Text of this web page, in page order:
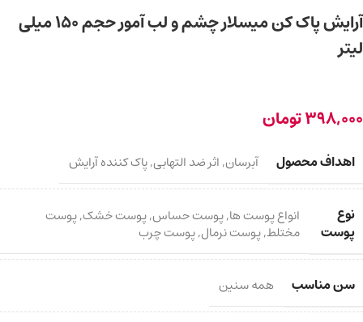
آرایش پاک کن میسلار چشم و لب آمور حجم 150 میلی
لیتر
398,000تومان
اهداف محصول آبرسان,اثر ضد التهابی,پاک کننده آرایش
نوع
پوست
انواع پوست ها,پوست حساس,پوست خشک,پوست
مختلط,پوست نرمال,پوست چرب
سن مناسب همه سنین